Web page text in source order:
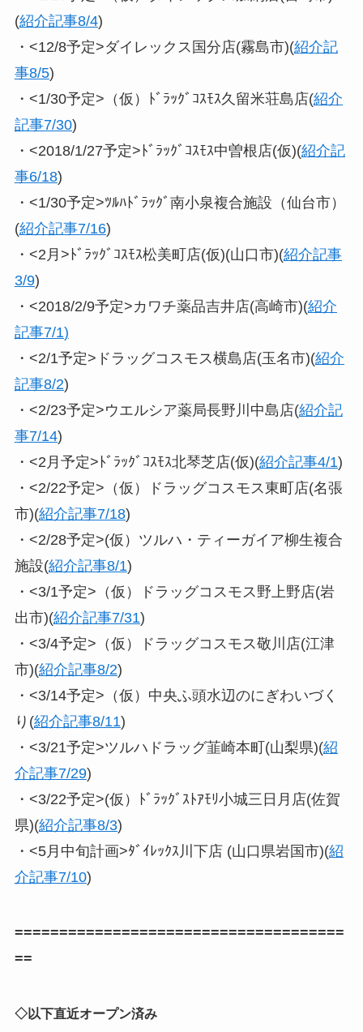
(紹介記事8/4)
・<12/8予定>ダイレックス国分店(霧島市)(紹介記
事8/5)
・<1/30予定>（仮）ﾄﾞﾗｯｸﾞｺｽﾓｽ久留米荘島店(紹介
記事7/30)
・<2018/1/27予定>ﾄﾞﾗｯｸﾞｺｽﾓｽ中曽根店(仮)(紹介記
事6/18)
・<1/30予定>ﾂﾙﾊﾄﾞﾗｯｸﾞ南小泉複合施設（仙台市）
(紹介記事7/16)
・<2月>ﾄﾞﾗｯｸﾞｺｽﾓｽ松美町店(仮)(山口市)(紹介記事
3/9)
・<2018/2/9予定>カワチ薬品吉井店(高崎市)(紹介
記事7/1)
・<2/1予定>ドラッグコスモス横島店(玉名市)(紹介
記事8/2)
・<2/23予定>ウエルシア薬局長野川中島店(紹介記
事7/14)
・<2月予定>ﾄﾞﾗｯｸﾞｺｽﾓｽ北琴芝店(仮)(紹介記事4/1)
・<2/22予定>（仮）ドラッグコスモス東町店(名張
市)(紹介記事7/18)
・<2/28予定>(仮）ツルハ・ティーガイア柳生複合
施設(紹介記事8/1)
・<3/1予定>（仮）ドラッグコスモス野上野店(岩
出市)(紹介記事7/31)
・<3/4予定>（仮）ドラッグコスモス敬川店(江津
市)(紹介記事8/2)
・<3/14予定>（仮）中央ふ頭水辺のにぎわいづく
り(紹介記事8/11)
・<3/21予定>ツルハドラッグ韮崎本町(山梨県)(紹
介記事7/29)
・<3/22予定>(仮）ﾄﾞﾗｯｸﾞｽﾄｱﾓﾘ小城三日月店(佐賀
県)(紹介記事8/3)
・<5月中旬計画>ﾀﾞｲﾚｯｸｽ川下店 (山口県岩国市)(紹
介記事7/10)
=====================================
==
◇以下直近オープン済み